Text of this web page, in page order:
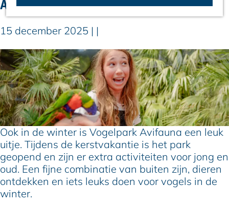
g
k
j
e
?
ACTIVITEITEN IN DE KERSTVAKANTIE
15 december 2025 | |
W
i
n
t
e
r
i
n
A
v
i
f
Ook in de winter is Vogelpark Avifauna een leuk
uitje. Tijdens de kerstvakantie is het park
geopend en zijn er extra activiteiten voor jong en
oud. Een fijne combinatie van buiten zijn, dieren
ontdekken en iets leuks doen voor vogels in de
winter.